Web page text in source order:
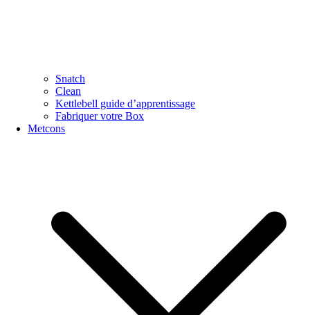
Snatch
Clean
Kettlebell guide d’apprentissage
Fabriquer votre Box
Metcons